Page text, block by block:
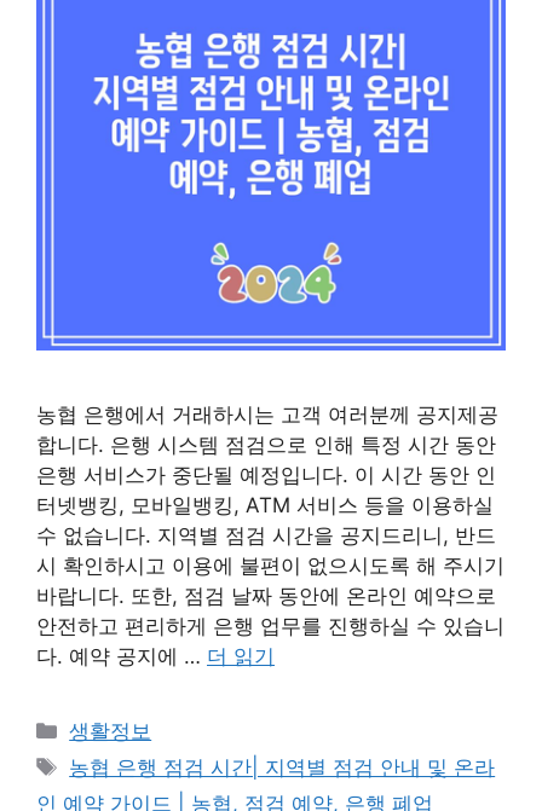
농협 은행에서 거래하시는 고객 여러분께 공지제공
합니다. 은행 시스템 점검으로 인해 특정 시간 동안
은행 서비스가 중단될 예정입니다. 이 시간 동안 인
터넷뱅킹, 모바일뱅킹, ATM 서비스 등을 이용하실
수 없습니다. 지역별 점검 시간을 공지드리니, 반드
시 확인하시고 이용에 불편이 없으시도록 해 주시기
바랍니다. 또한, 점검 날짜 동안에 온라인 예약으로
안전하고 편리하게 은행 업무를 진행하실 수 있습니
다. 예약 공지에 … 더 읽기
카
테
고
생활정보
태
그
농협 은행 점검 시간| 지역별 점검 안내 및 온라
인 예약 가이드 | 농협, 점검 예약, 은행 폐업